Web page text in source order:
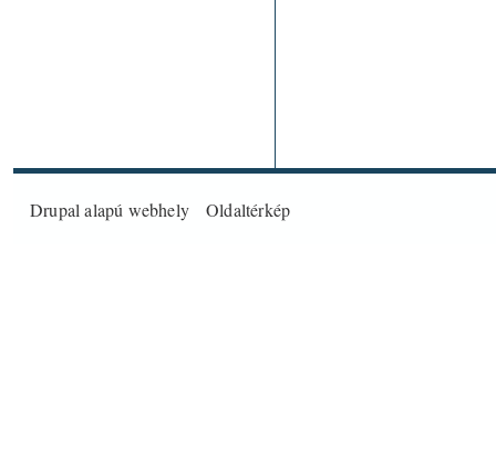
Drupal alapú webhely Oldaltérkép